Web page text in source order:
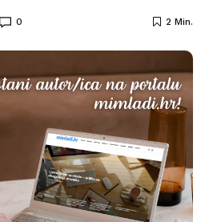
0 2 Min.